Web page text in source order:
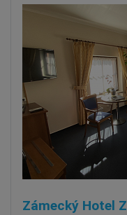
Zámecký Hotel